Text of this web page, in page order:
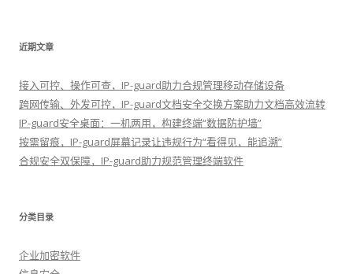
近期文章
接入可控、操作可查，IP-guard助力合规管理移动存储设备
跨网传输、外发可控，IP-guard文档安全交换方案助力文档高效流转
IP-guard安全桌面：一机两用，构建终端“数据防护墙”
按需留痕，IP-guard屏幕记录让违规行为“看得见，能追溯”
合规安全双保障，IP-guard助力规范管理终端软件
分类目录
企业加密软件